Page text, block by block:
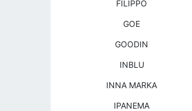
FILIPPO
GOE
GOODIN
INBLU
INNA MARKA
IPANEMA